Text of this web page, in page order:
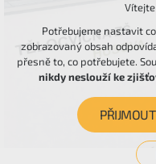
Potřebujeme nastavit
zobrazovaný obsah
přesně to, co potřebujete.
nikdy neslouží ke